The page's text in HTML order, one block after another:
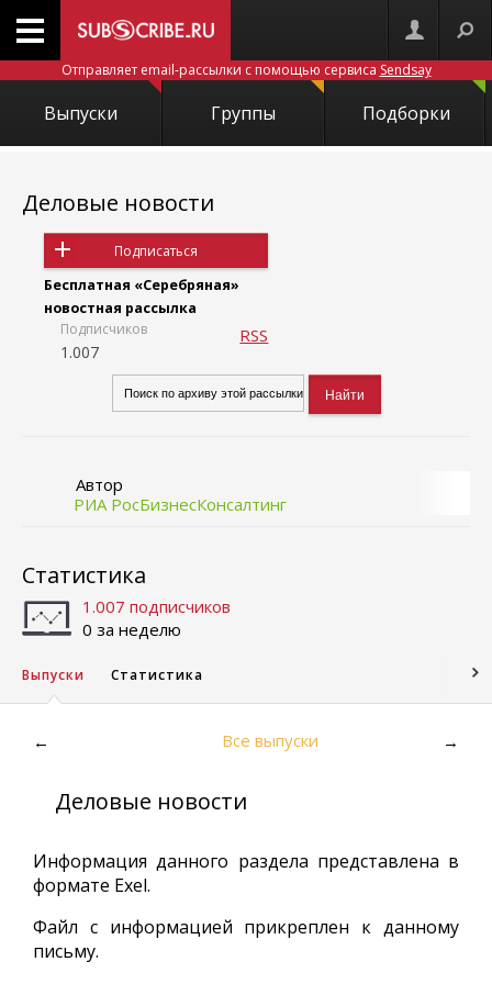
Отправляет email-рассылки с помощью сервиса Sendsay
Выпуски Группы Подборки
Деловые новости
Подписаться
Бесплатная «Серебряная»
новостная рассылка
Подписчиков
1.007
RSS
Автор
РИА РосБизнесКонсалтинг
Статистика
1.007 подписчиков
0 за неделю
Выпуски Статистика
← Все выпуски →
Деловые новости
Информация данного раздела представлена в
формате Exel.
Файл с информацией прикреплен к данному
письму.